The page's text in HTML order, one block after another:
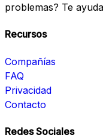
problemas? Te
Recursos
Compañías
FAQ
Privacidad
Contacto
Redes Sociales